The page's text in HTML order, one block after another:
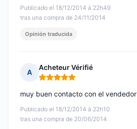
Publicado el 18/12/2014 à 22h49
tras una compra de 24/11/2014
Opinión traducida
A
Acheteur Vérifié
Nota: 5 de 5
Publicado el 18/12/2014 à 22h10
tras una compra de 20/06/2014
muy buen contacto con el vendedor